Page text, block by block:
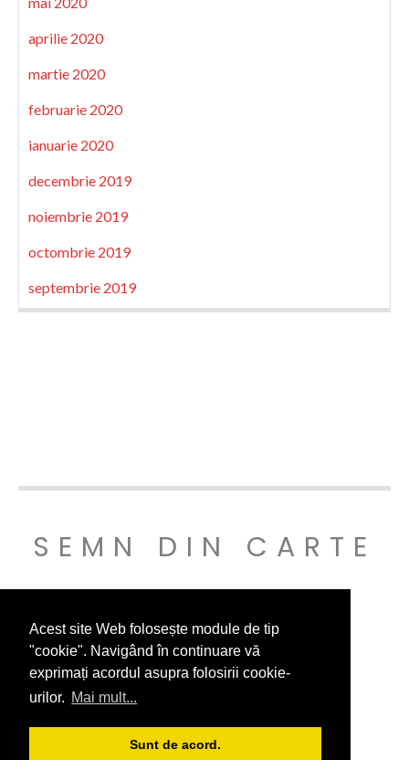
Acest site Web folosește module de tip
"cookie". Navigând în continuare vă
exprimați acordul asupra folosirii cookie-
urilor. Mai mult...
Sunt de acord.
aprilie 2020
martie 2020
februarie 2020
ianuarie 2020
decembrie 2019
noiembrie 2019
octombrie 2019
septembrie 2019
SEMN DIN CARTE